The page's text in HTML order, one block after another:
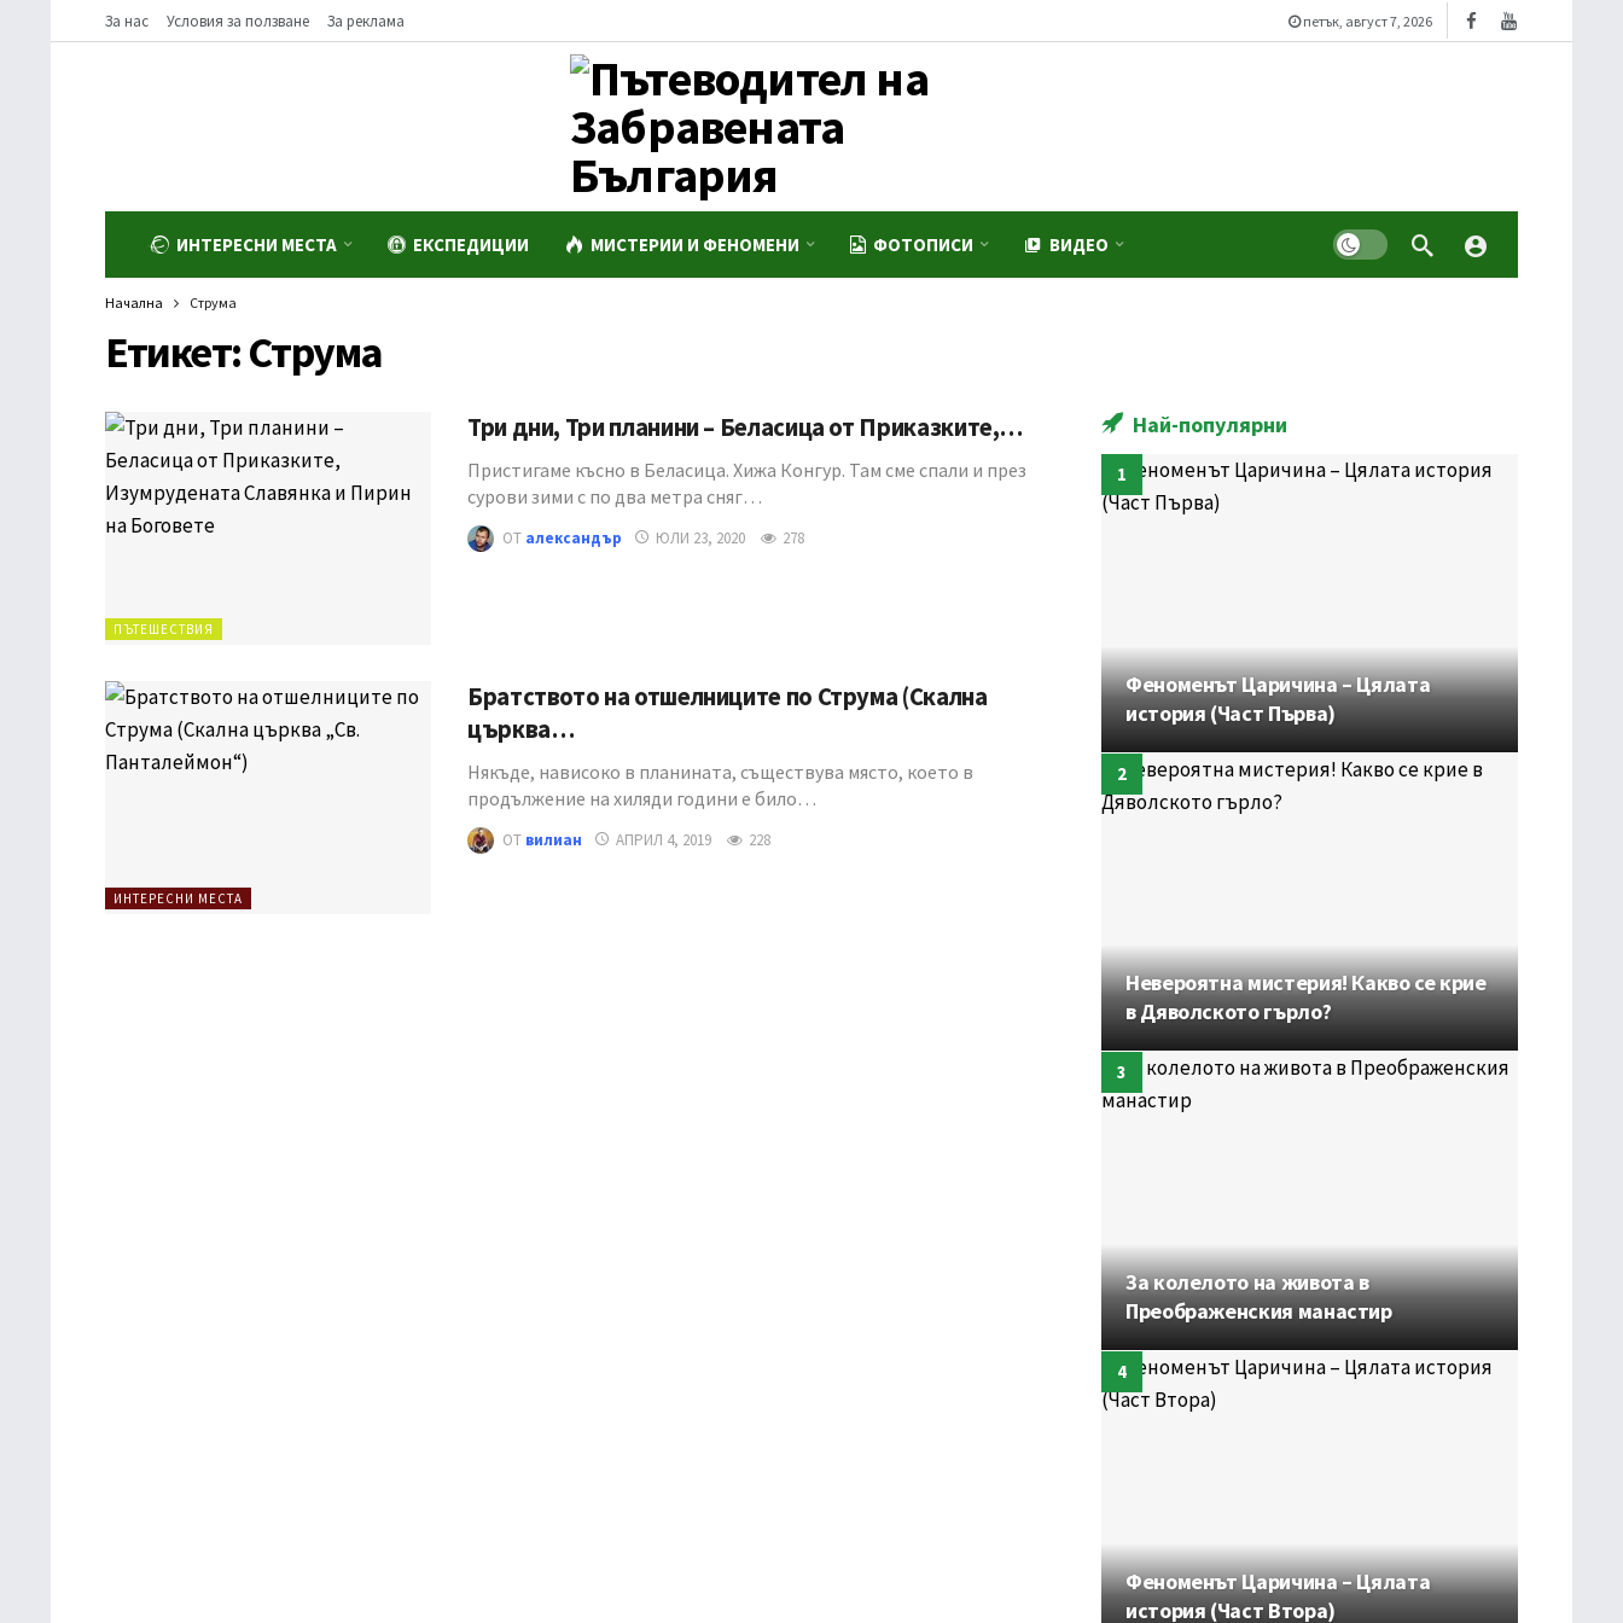
За нас Условия за ползване За реклама петък, август 7, 2026
ИНТЕРЕСНИ МЕСТА ЕКСПЕДИЦИИ МИСТЕРИИ И ФЕНОМЕНИ ФОТОПИСИ ВИДЕО Dark mode
Начална Струма
Етикет:Струма
ПЪТЕШЕСТВИЯ
Три дни, Три планини – Беласица от Приказките,…
Пристигаме късно в Беласица. Хижа Конгур. Там сме спали и през
сурови зими с по два метра сняг…
ОТ александър ЮЛИ 23, 2020 278
ИНТЕРЕСНИ МЕСТА
Братството на отшелниците по Струма (Скална
църква…
Някъде, нависоко в планината, съществува място, което в
продължение на хиляди години е било…
ОТ вилиан АПРИЛ 4, 2019 228
Най-популярни
Феноменът Царичина – Цялата
история (Част Първа)
Невероятна мистерия! Какво се крие
в Дяволското гърло?
За колелото на живота в
Преображенския манастир
Феноменът Царичина – Цялата
история (Част Втора)